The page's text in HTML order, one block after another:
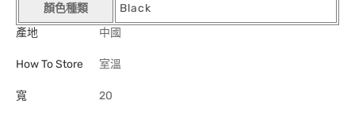
顏色種類
Black
產地
中國
How To Store 室溫
寬 20